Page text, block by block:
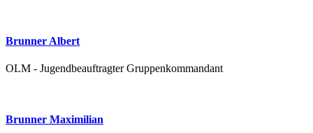
Brunner Albert
OLM - Jugendbeauftragter Gruppenkommandant
Brunner Maximilian